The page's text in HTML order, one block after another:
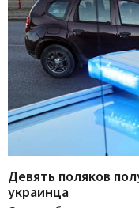
Девять поляков
украинца